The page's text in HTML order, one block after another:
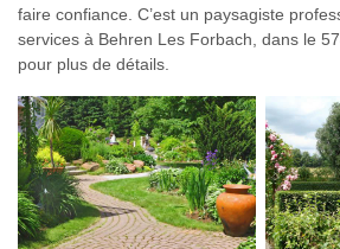
faire confiance. C’est un paysagiste
services à Behren Les Forbach, dans le
pour plus de détails.